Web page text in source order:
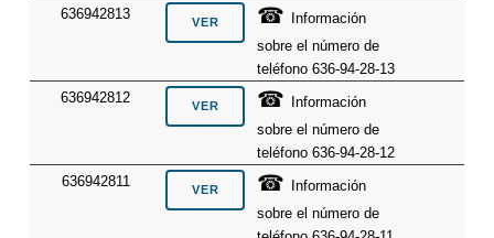
636942813
☎
Información
sobre el número de
teléfono 636-94-28-13
636942812
☎
Información
sobre el número de
teléfono 636-94-28-12
636942811
☎
Información
sobre el número de